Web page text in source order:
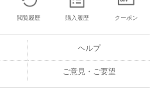
閲覧履歴 購入履歴 クーポン
ヘルプ
ご意見・ご要望